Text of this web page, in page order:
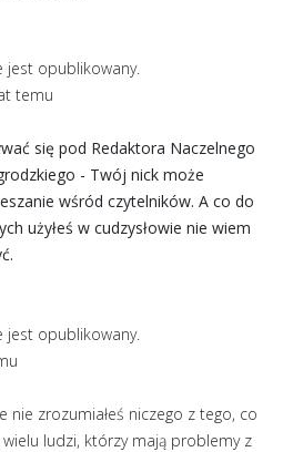
jest opublikowany.
temu
się pod Redaktora Naczelnego
- Twój nick może
wśród czytelników. A co do
użyłeś w cudzysłowie nie wiem
jest opublikowany.
nie zrozumiałeś niczego z tego, co
ludzi, którzy mają problemy z